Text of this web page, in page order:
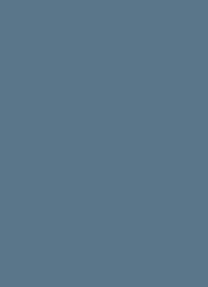
plotly-dashboard/